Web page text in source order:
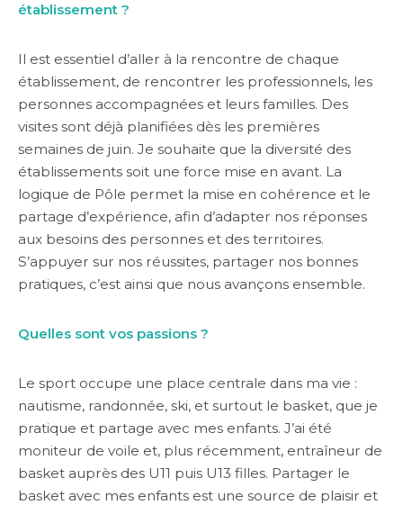
établissement ?
Il est essentiel d’aller à la rencontre de chaque
établissement, de rencontrer les professionnels, les
personnes accompagnées et leurs familles. Des
visites sont déjà planifiées dès les premières
semaines de juin. Je souhaite que la diversité des
établissements soit une force mise en avant. La
logique de Pôle permet la mise en cohérence et le
partage d’expérience, afin d’adapter nos réponses
aux besoins des personnes et des territoires.
S’appuyer sur nos réussites, partager nos bonnes
pratiques, c’est ainsi que nous avançons ensemble.
Quelles sont vos passions ?
Le sport occupe une place centrale dans ma vie :
nautisme, randonnée, ski, et surtout le basket, que je
pratique et partage avec mes enfants. J’ai été
moniteur de voile et, plus récemment, entraîneur de
basket auprès des U11 puis U13 filles. Partager le
basket avec mes enfants est une source de plaisir et